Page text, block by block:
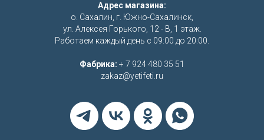
Адрес магазина:
о. Сахалин, г. Южно-Сахалинск,
ул. Алексея Горького, 12 - В, 1 этаж.
Работаем каждый день с 09:00 до 20:00.
Фабрика: + 7 924 480 35 51
zakaz@yetifeti.ru